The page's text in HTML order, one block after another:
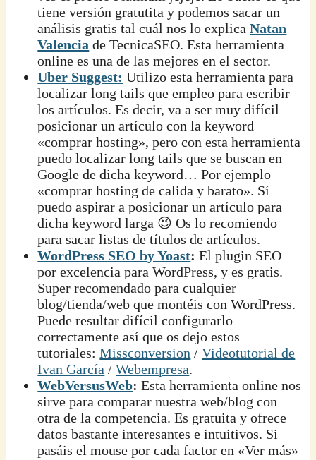
tiene versión gratutita y podemos sacar un
análisis gratis tal cuál nos lo explicaNatan
Valencia de TecnicaSEO. Esta herramienta
online es una de las mejores en el sector.
Uber Suggest: Utilizo esta herramienta para
localizar long tails que empleo para escribir
los artículos. Es decir, va a ser muy difícil
posicionar un artículo con la keyword
«comprar hosting», pero con esta herramienta
puedo localizar long tails que se buscan en
Google de dicha keyword… Por ejemplo
«comprar hosting de calida y barato». Sí
puedo aspirar a posicionar un artículo para
dicha keyword larga 😉 Os lo recomiendo
para sacar listas de títulos de artículos.
WordPress SEO by Yoast: El plugin SEO
por excelencia para WordPress, y es gratis.
Super recomendado para cualquier
blog/tienda/web que montéis con WordPress.
Puede resultar difícil configurarlo
correctamente así que os dejo estos
tutoriales:Missconversion /Videotutorial de
Ivan García /Webempresa.
WebVersusWeb: Esta herramienta online nos
sirve para comparar nuestra web/blog con
otra de la competencia. Es gratuita y ofrece
datos bastante interesantes e intuitivos. Si
pasáis el mouse por cada factor en «Ver más»